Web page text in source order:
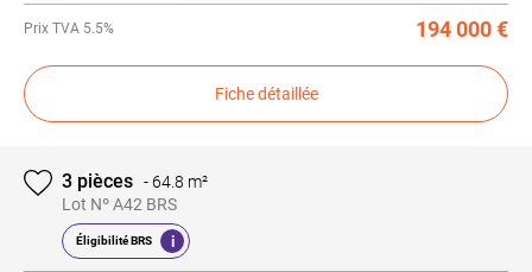
Prix TVA 5.5% 194 000 €
Fiche détaillée
3 pièces -64.8 m²
Lot Nº A42 BRS
Éligibilité BRS i